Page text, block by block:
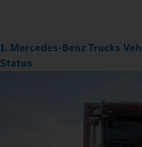
1. Mercedes-Benz Trucks
Status